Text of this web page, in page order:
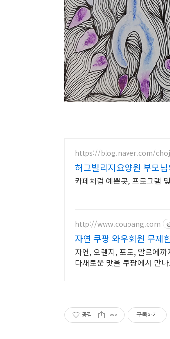
https://blog.naver.com/
허그빌리지요양원 부모
카페처럼 예쁜곳, 프로그램
http://www.coupang.com
자연 쿠팡 와우회원 무제
자연, 오렌지, 포도, 알로에
다채로운 맛을 쿠팡에서 만
공감 구독하기